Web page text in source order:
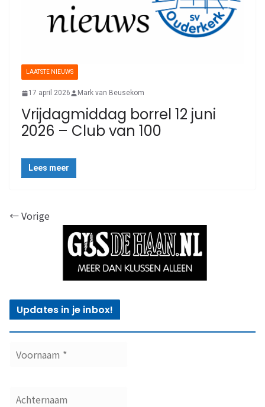
LAATSTE NIEUWS
17 april 2026 Mark van Beusekom
Vrijdagmiddag borrel 12 juni
2026 – Club van 100
Lees meer
← Vorige
Updates in je inbox!